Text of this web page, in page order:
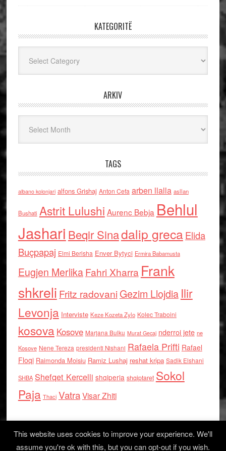
KATEGORITË
ARKIV
TAGS
albano kolonjari alfons Grishaj Anton Cefa arben llalla asllan
Bushati Astrit Lulushi Aurenc Bebja Behlul
Jashari Beqir Sinadalip grecaElida
Buçpapaj Elmi Berisha Enver Bytyci Ermira Babamusta
Eugjen MerlikaFahri Xharra Frank
shkreli Fritz radovaniGezim Llojdia Ilir
Levonja Interviste Keze Kozeta Zylo Kolec Traboini
kosova Kosove Marjana Bulku Murat Gecaj nderroi jete ne
Kosove Nene Tereza presidenti Nishani Rafaela Prifti Rafael
Floqi Raimonda Moisiu Ramiz Lushaj reshat kripa Sadik Elshani
SHBA Shefqet Kercelli shqiperia shqiptaret Sokol
Paja Thaci VatraVisar Zhiti
This website uses cookies to improve your experience. We'll
assume you're ok with this, but you can opt-out if you wish.